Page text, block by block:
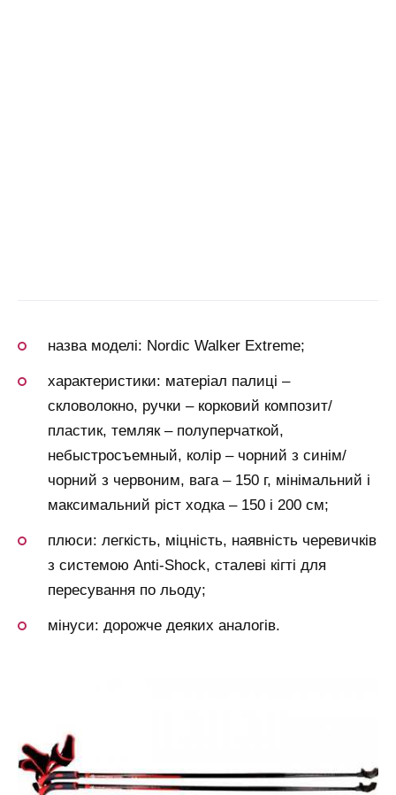
назва моделі: Nordic Walker Extreme;
характеристики: матеріал палиці –
скловолокно, ручки – корковий композит/
пластик, темляк – полуперчаткой,
небыстросъемный, колір – чорний з синім/
чорний з червоним, вага – 150 г, мінімальний і
максимальний ріст ходка – 150 і 200 см;
плюси: легкість, міцність, наявність черевичків
з системою Anti-Shock, сталеві кігті для
пересування по льоду;
мінуси: дорожче деяких аналогів.